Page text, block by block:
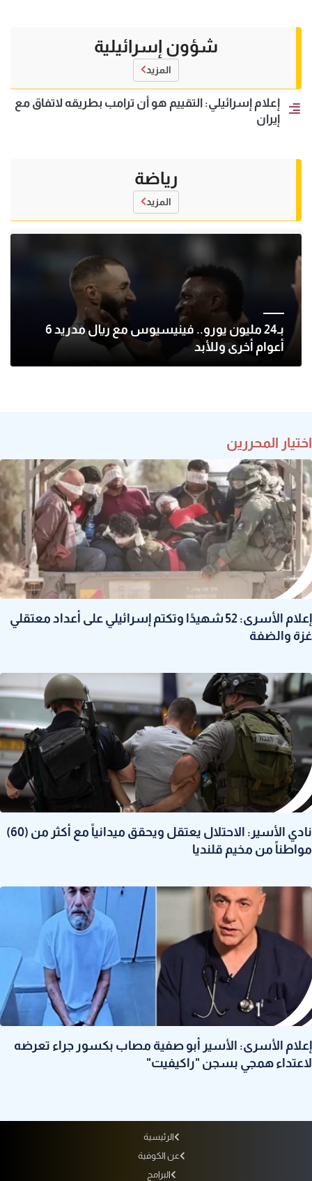
شؤون إسرائيلية
المزيد
إعلام إسرائيلي: التقييم هو أن ترامب بطريقه لاتفاق مع
إيران
رياضة
المزيد
بـ24 مليون يورو.. فينيسيوس مع ريال مدريد 6
أعوام أخرى وللأبد
اختيار المحررين
إعلام الأسرى: 52 شهيدًا وتكتم إسرائيلي على أعداد معتقلي
غزة والضفة
نادي الأسير: الاحتلال يعتقل ويحقق ميدانياً مع أكثر من (60)
مواطناً من مخيم قلنديا
إعلام الأسرى: الأسير أبو صفية مصاب بكسور جراء تعرضه
لاعتداء همجي بسجن "راكيفيت"
الرئيسية
عن الكوفية
البرامج